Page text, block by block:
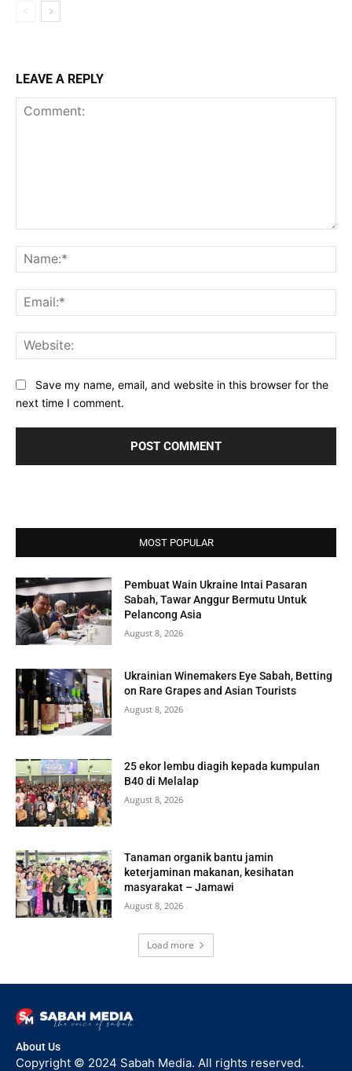
LEAVE A REPLY
Save my name, email, and website in this browser for the
next time I comment.
MOST POPULAR
Pembuat Wain Ukraine Intai Pasaran
Sabah, Tawar Anggur Bermutu Untuk
Pelancong Asia
August 8, 2026
Ukrainian Winemakers Eye Sabah, Betting
on Rare Grapes and Asian Tourists
August 8, 2026
25 ekor lembu diagih kepada kumpulan
B40 di Melalap
August 8, 2026
Tanaman organik bantu jamin
keterjaminan makanan, kesihatan
masyarakat – Jamawi
August 8, 2026
Load more
About Us
Copyright © 2024 Sabah Media. All rights reserved.